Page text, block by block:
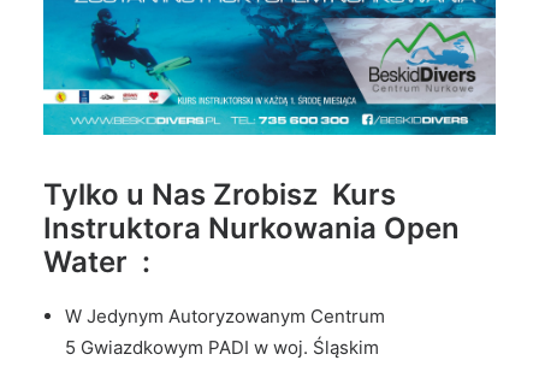
Tylko u Nas Zrobisz Kurs
Instruktora Nurkowania Open
Water :
W Jedynym Autoryzowanym Centrum
5 Gwiazdkowym PADI w woj. Śląskim